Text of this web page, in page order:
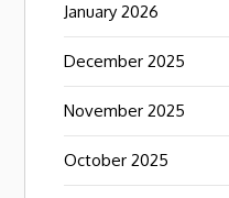
January 2026
December 2025
November 2025
October 2025